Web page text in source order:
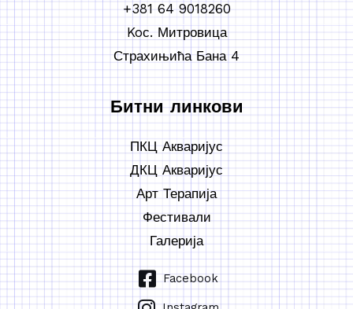
+381 64 9018260
Koс. Митровица
Страхињића Бана 4
Битни линкови
ПКЦ Акваријус
ДКЦ Акваријус
Арт Терапија
Фестивали
Галерија
Facebook